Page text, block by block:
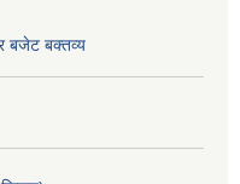
बजेट बक्तव्य